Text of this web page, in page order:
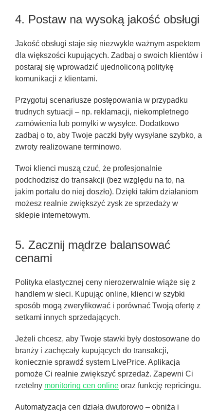
4. Postaw na wysoką jakość obsługi
Jakość obsługi staje się niezwykle ważnym aspektem
dla większości kupujących. Zadbaj o swoich klientów i
postaraj się wprowadzić ujednoliconą politykę
komunikacji z klientami.
Przygotuj scenariusze postępowania w przypadku
trudnych sytuacji – np. reklamacji, niekompletnego
zamówienia lub pomyłki w wysyłce. Dodatkowo
zadbaj o to, aby Twoje paczki były wysyłane szybko, a
zwroty realizowane terminowo.
Twoi klienci muszą czuć, że profesjonalnie
podchodzisz do transakcji (bez względu na to, na
jakim portalu do niej doszło). Dzięki takim działaniom
możesz realnie zwiększyć zysk ze sprzedaży w
sklepie internetowym.
5. Zacznij mądrze balansować
cenami
Polityka elastycznej ceny nierozerwalnie wiąże się z
handlem w sieci. Kupując online, klienci w szybki
sposób mogą zweryfikować i porównać Twoją ofertę z
setkami innych sprzedających.
Jeżeli chcesz, aby Twoje stawki były dostosowane do
branży i zachęcały kupujących do transakcji,
koniecznie sprawdź system LivePrice. Aplikacja
pomoże Ci realnie zwiększyć sprzedaż. Zapewni Ci
rzetelny monitoring cen online oraz funkcję repricingu.
Automatyzacja cen działa dwutorowo – obniża i